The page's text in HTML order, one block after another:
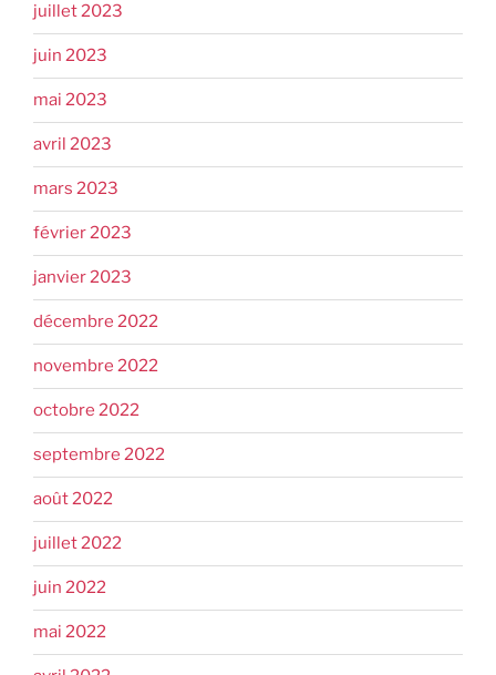
juillet 2023
juin 2023
mai 2023
avril 2023
mars 2023
février 2023
janvier 2023
décembre 2022
novembre 2022
octobre 2022
septembre 2022
août 2022
juillet 2022
juin 2022
mai 2022